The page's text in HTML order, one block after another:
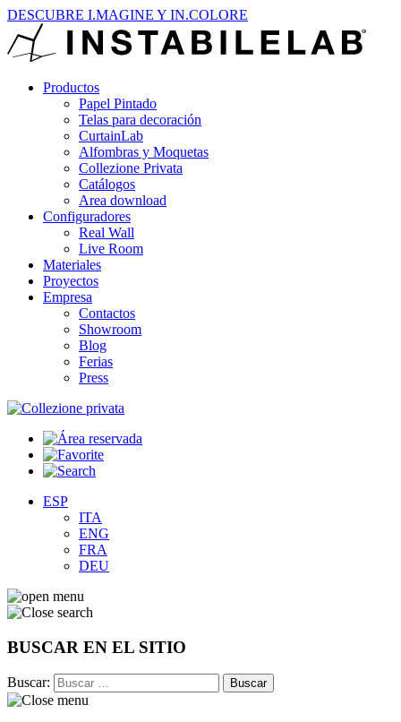
DESCUBRE I.MAGINE Y IN.COLORE
Productos
Papel Pintado
Telas para decoración
CurtainLab
Alfombras y Moquetas
Collezione Privata
Catálogos
Area download
Configuradores
Real Wall
Live Room
Materiales
Proyectos
Empresa
Contactos
Showroom
Blog
Ferias
Press
ESP
ITA
ENG
FRA
DEU
BUSCAR EN EL SITIO
Buscar: